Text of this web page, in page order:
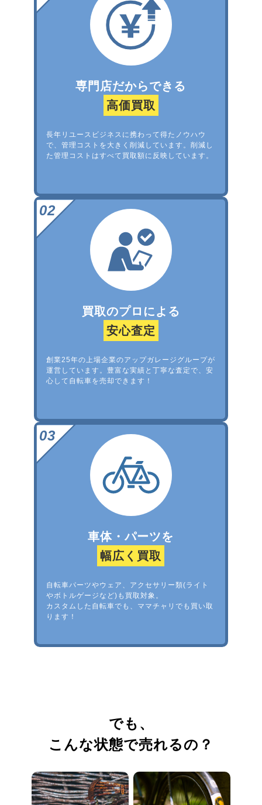
専門店だからできる
高価買取
長年リユースビジネスに携わって得たノウハウ
で、管理コストを大きく削減しています。削減し
た管理コストはすべて買取額に反映しています。
買取のプロによる
安心査定
創業25年の上場企業のアップガレージグループが
運営しています。豊富な実績と丁寧な査定で、安
心して自転車を売却できます！
車体・パーツを
幅広く買取
自転車パーツやウェア、アクセサリー類(ライト
やボトルゲージなど)も買取対象。
カスタムした自転車でも、ママチャリでも買い取
ります！
でも、
こんな状態で売れるの？